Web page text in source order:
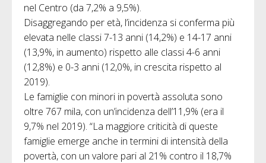
nel Centro (da 7,2% a 9,5%).
Disaggregando per età, l’incidenza si conferma più
elevata nelle classi 7-13 anni (14,2%) e 14-17 anni
(13,9%, in aumento) rispetto alle classi 4-6 anni
(12,8%) e 0-3 anni (12,0%, in crescita rispetto al
2019).
Le famiglie con minori in povertà assoluta sono
oltre 767 mila, con un’incidenza dell’11,9% (era il
9,7% nel 2019). “La maggiore criticità di queste
famiglie emerge anche in termini di intensità della
povertà, con un valore pari al 21% contro il 18,7%